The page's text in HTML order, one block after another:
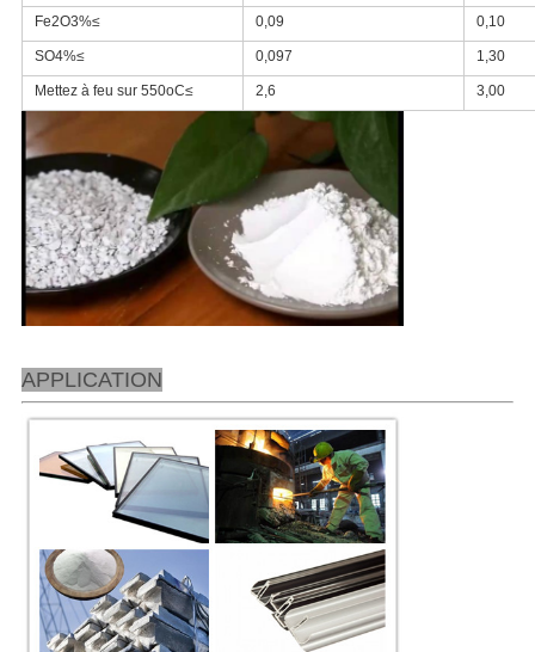
Fe2O3%≤ 0,09 0,10
SO4%≤ 0,097 1,30
Mettez à feu sur 550oC≤ 2,6 3,00
APPLICATION